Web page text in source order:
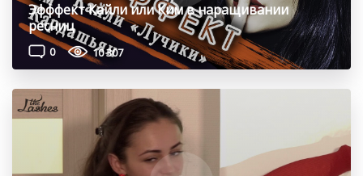
Эфффект Кайли или Ким в наращивании
ресниц
0 10 307